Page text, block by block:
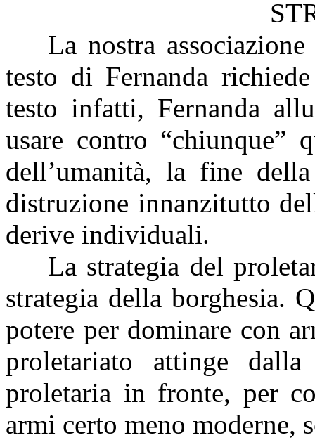
La nostra
testo di Fernanda
testo infatti, Fernanda
usare contro “chiunque”
dell’umanità, la fine
distruzione innanzitutto
derive individuali.
La strategia del
strategia della borghesia.
potere per dominare con
proletariato attinge
proletaria in fronte, per
armi certo meno moderne,